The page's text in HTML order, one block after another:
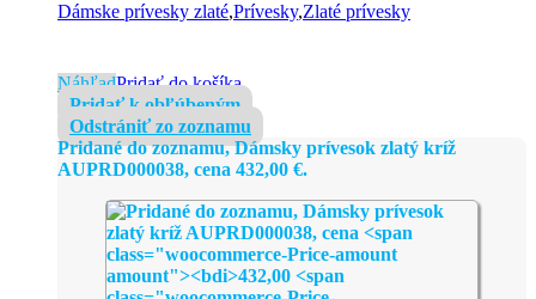
Dámske prívesky zlaté,Prívesky,Zlaté prívesky
NáhľadPridať do košíka
Pridať k obľúbeným
Odstrániť zo zoznamu
Pridané do zoznamu, Dámsky prívesok zlatý kríž
AUPRD000038, cena 432,00 €.